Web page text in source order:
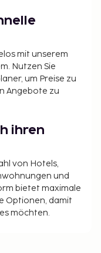
mit unserem
Nutzen Sie
um Preise zu
Angebote zu
ihren
von Hotels,
und
bietet maximale
Optionen, damit
möchten.